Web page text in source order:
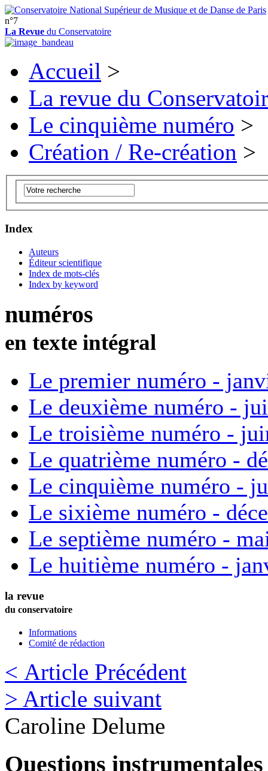
n°7
La Revue du Conservatoire
Accueil >
La revue du
Le cinquième numéro >
Création / Re-création >
Index
Auteurs
Éditeur scientifique
Index de mots-clés
Index by keyword
numéros
en texte intégral
Le premier numéro -
Le deuxième numéro -
Le troisième numéro -
Le quatrième numéro -
Le cinquième numéro -
Le sixième numéro -
Le septième numéro -
Le huitième numéro -
la revue
du conservatoire
Informations
Comité de rédaction
< Article Précédent
> Article suivant
Caroline Delume
Questions